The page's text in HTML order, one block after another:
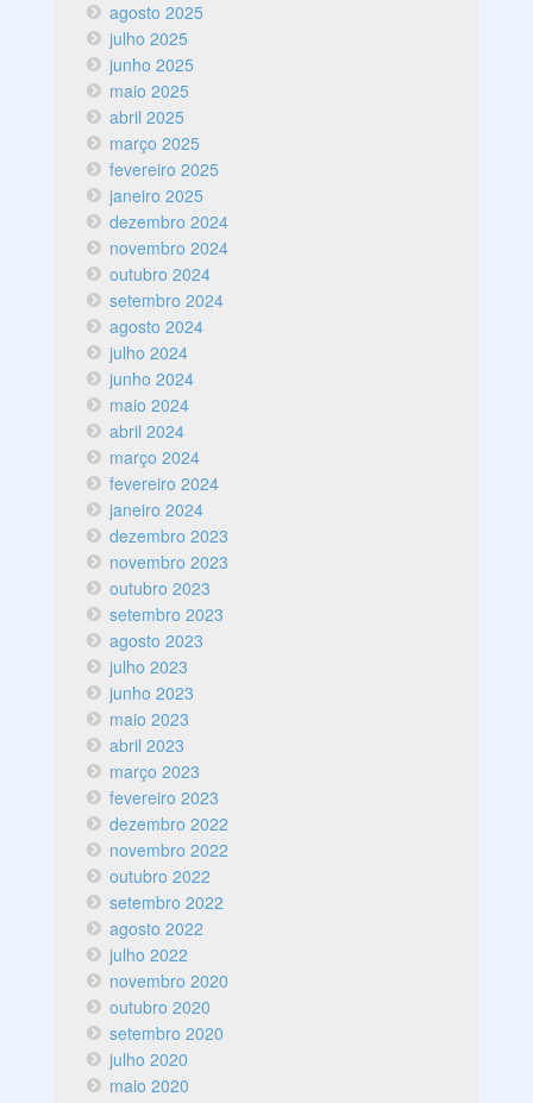
agosto 2025
julho 2025
junho 2025
maio 2025
abril 2025
março 2025
fevereiro 2025
janeiro 2025
dezembro 2024
novembro 2024
outubro 2024
setembro 2024
agosto 2024
julho 2024
junho 2024
maio 2024
abril 2024
março 2024
fevereiro 2024
janeiro 2024
dezembro 2023
novembro 2023
outubro 2023
setembro 2023
agosto 2023
julho 2023
junho 2023
maio 2023
abril 2023
março 2023
fevereiro 2023
dezembro 2022
novembro 2022
outubro 2022
setembro 2022
agosto 2022
julho 2022
novembro 2020
outubro 2020
setembro 2020
julho 2020
maio 2020